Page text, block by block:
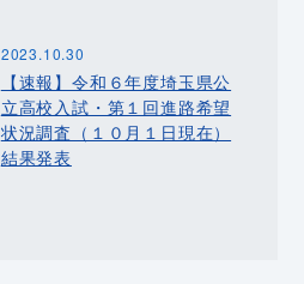
2023.10.30
【速報】令和６年度埼玉県公
立高校入試・第１回進路希望
状況調査（１０月１日現在）
結果発表